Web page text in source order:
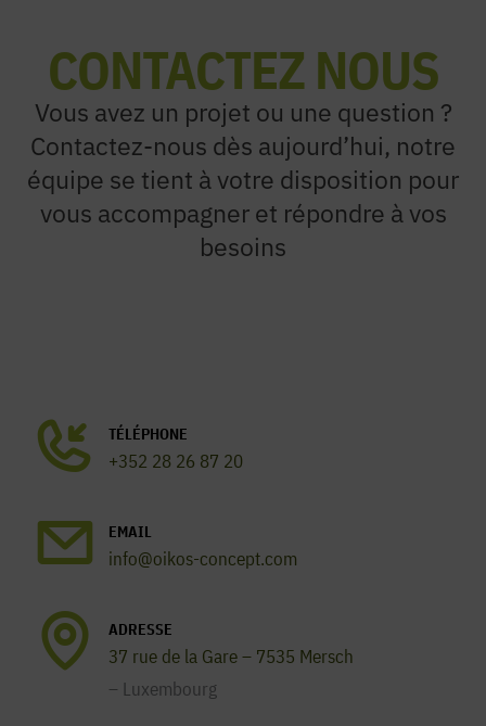
CONTACTEZ NOUS
Vous avez un projet ou une question ?
Contactez-nous dès aujourd’hui, notre
équipe se tient à votre disposition pour
vous accompagner et répondre à vos
besoins
TÉLÉPHONE
+352 28 26 87 20
EMAIL
info@oikos-concept.com
ADRESSE
37 rue de la Gare – 7535 Mersch
– Luxembourg